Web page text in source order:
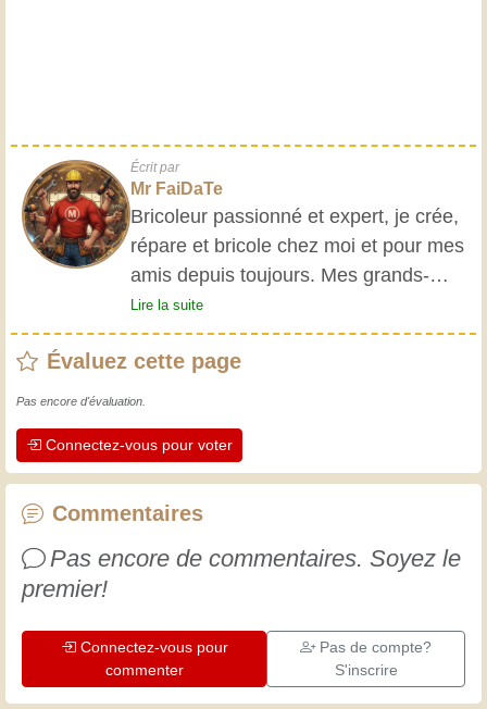
Écrit par
Mr FaiDaTe
Bricoleur passionné et expert, je crée,
répare et bricole chez moi et pour mes
amis depuis toujours. Mes grands-
parents m'ont initié très jeune, et
depuis, j'ai acquis une riche expérience.
L'expérience est essentielle ! Elle nous
professionnels. Apprenons ensemble ;
chaque jour est une occasion de
progresser. Amusez-vous bien !
Lire la suite
Évaluez cette page
Pas encore d'évaluation.
Connectez-vous pour voter
Commentaires
Pas encore de commentaires. Soyez le
premier!
Connectez-vous pour
commenter
Pas de compte?
S'inscrire